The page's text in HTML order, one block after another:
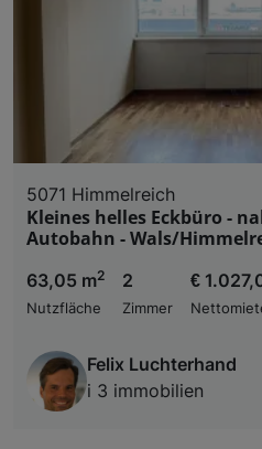
5071 Himmelreich
Kleines helles Eckbüro -
Autobahn - Wals/
63,05 m2
Nutzfläche
2
Zimmer
€
Felix Luchterhand
i 3 immobilien